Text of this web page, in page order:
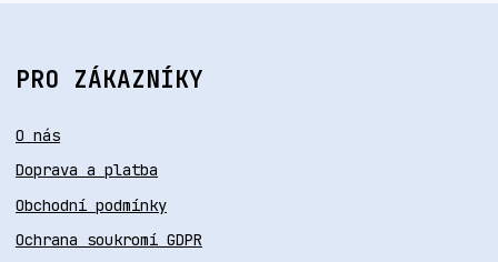
PRO ZÁKAZNÍKY
O nás
Doprava a platba
Obchodní podmínky
Ochrana soukromí GDPR